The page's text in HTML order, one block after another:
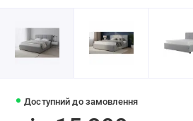
Доступний до замовлення